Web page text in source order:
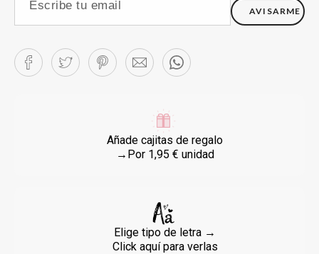
AVISARME
Añade cajitas de regalo
→Por 1,95 € unidad
Elige tipo de letra →
Click aquí para verlas